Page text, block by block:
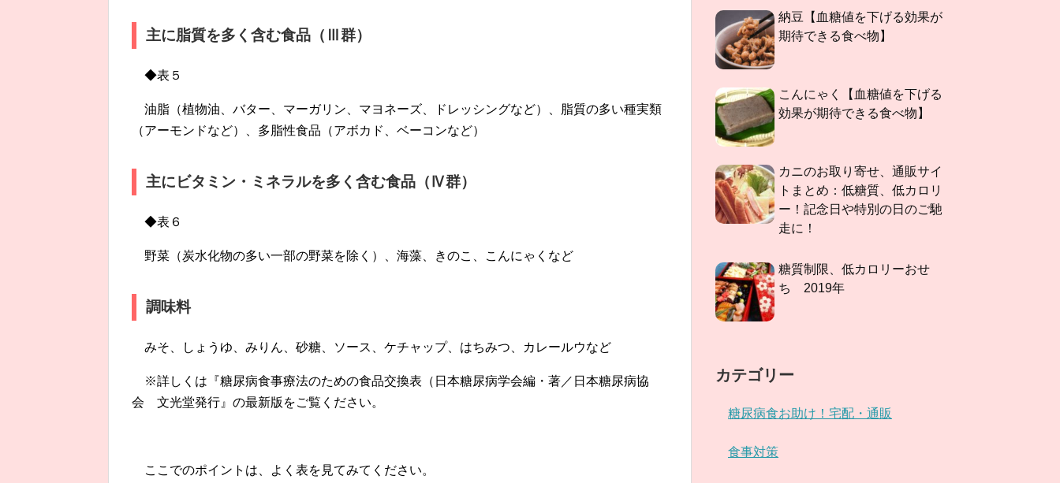
主に脂質を多く含む食品（Ⅲ群）
◆表５
油脂（植物油、バター、マーガリン、マヨネーズ、ドレッシングなど）、脂質の多い種実類
（アーモンドなど）、多脂性食品（アボカド、ベーコンなど）
主にビタミン・ミネラルを多く含む食品（Ⅳ群）
◆表６
野菜（炭水化物の多い一部の野菜を除く）、海藻、きのこ、こんにゃくなど
調味料
みそ、しょうゆ、みりん、砂糖、ソース、ケチャップ、はちみつ、カレールウなど
※詳しくは『糖尿病食事療法のための食品交換表（日本糖尿病学会編・著／日本糖尿病協
会 文光堂発行』の最新版をご覧ください。
ここでのポイントは、よく表を見てみてください。
納豆【血糖値を下げる効果が
期待できる食べ物】
こんにゃく【血糖値を下げる
効果が期待できる食べ物】
カニのお取り寄せ、通販サイ
トまとめ：低糖質、低カロリ
ー！記念日や特別の日のご馳
走に！
糖質制限、低カロリーおせ
ち 2019年
カテゴリー
糖尿病食お助け！宅配・通販
食事対策